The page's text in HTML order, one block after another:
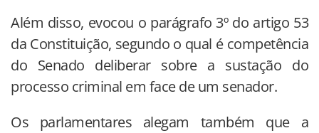
Além disso, evocou o parágrafo 3º do artigo 53
da Constituição, segundo o qual é competência
do Senado deliberar sobre a sustação do
processo criminal em face de um senador.
Os parlamentares alegam também que a